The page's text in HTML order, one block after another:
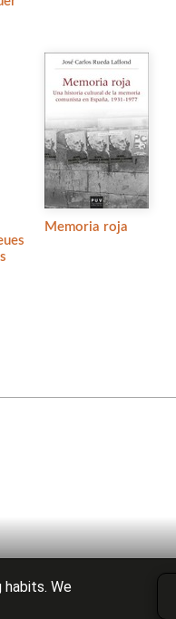
Memoria roja
We